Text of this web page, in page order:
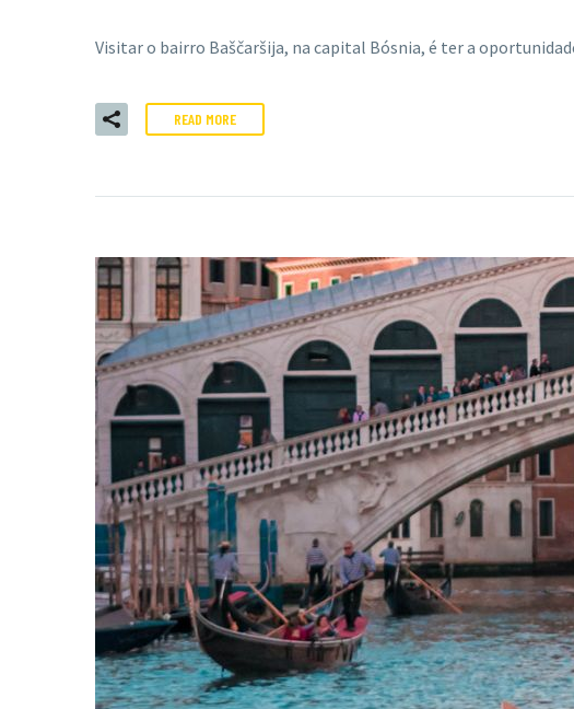
Visitar o bairro Baščaršija, na capital Bósnia, é ter a
READ MORE